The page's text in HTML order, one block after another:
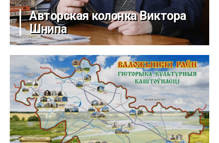
Авторская колонка Виктора
Шнипа